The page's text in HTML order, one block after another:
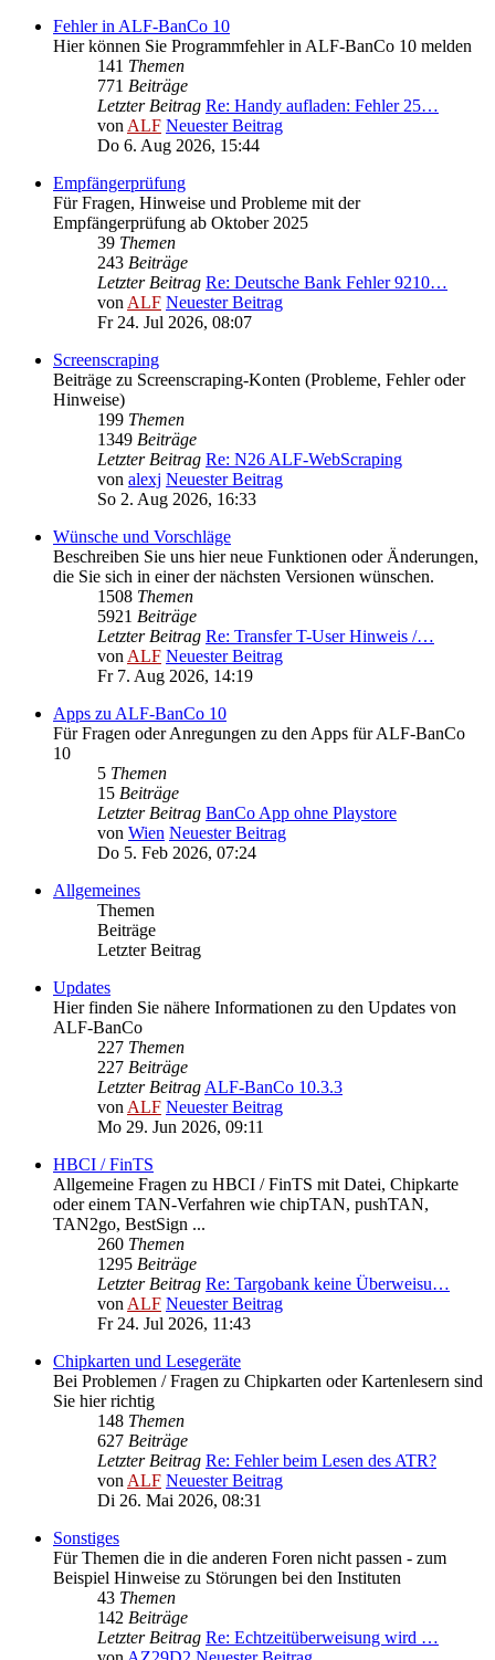
Fehler in ALF-BanCo 10
Hier können Sie Programmfehler in ALF-BanCo 10 melden
141 Themen
771 Beiträge
Letzter Beitrag Re: Handy aufladen: Fehler 25…
vonALF Neuester Beitrag
Do 6. Aug 2026, 15:44
Empfängerprüfung
Für Fragen, Hinweise und Probleme mit der
Empfängerprüfung ab Oktober 2025
39 Themen
243 Beiträge
Letzter Beitrag Re: Deutsche Bank Fehler 9210…
vonALF Neuester Beitrag
Fr 24. Jul 2026, 08:07
Screenscraping
Beiträge zu Screenscraping-Konten (Probleme, Fehler oder
Hinweise)
199 Themen
1349 Beiträge
Letzter Beitrag Re: N26 ALF-WebScraping
von alexj Neuester Beitrag
So 2. Aug 2026, 16:33
Wünsche und Vorschläge
Beschreiben Sie uns hier neue Funktionen oder Änderungen,
die Sie sich in einer der nächsten Versionen wünschen.
1508 Themen
5921 Beiträge
Letzter Beitrag Re: Transfer T-User Hinweis /…
vonALF Neuester Beitrag
Fr 7. Aug 2026, 14:19
Apps zu ALF-BanCo 10
Für Fragen oder Anregungen zu den Apps für ALF-BanCo
10
5 Themen
15 Beiträge
Letzter Beitrag BanCo App ohne Playstore
von Wien Neuester Beitrag
Do 5. Feb 2026, 07:24
Allgemeines
Themen
Beiträge
Letzter Beitrag
Updates
Hier finden Sie nähere Informationen zu den Updates von
ALF-BanCo
227 Themen
227 Beiträge
Letzter BeitragALF-BanCo 10.3.3
vonALF Neuester Beitrag
Mo 29. Jun 2026, 09:11
HBCI / FinTS
Allgemeine Fragen zu HBCI / FinTS mit Datei, Chipkarte
oder einem TAN-Verfahren wie chipTAN, pushTAN,
TAN2go, BestSign ...
260 Themen
1295 Beiträge
Letzter Beitrag Re: Targobank keine Überweisu…
vonALF Neuester Beitrag
Fr 24. Jul 2026, 11:43
Chipkarten und Lesegeräte
Bei Problemen / Fragen zu Chipkarten oder Kartenlesern sind
Sie hier richtig
148 Themen
627 Beiträge
Letzter Beitrag Re: Fehler beim Lesen des ATR?
vonALF Neuester Beitrag
Di 26. Mai 2026, 08:31
Sonstiges
Für Themen die in die anderen Foren nicht passen - zum
Beispiel Hinweise zu Störungen bei den Instituten
43 Themen
142 Beiträge
Letzter Beitrag Re: Echtzeitüberweisung wird …